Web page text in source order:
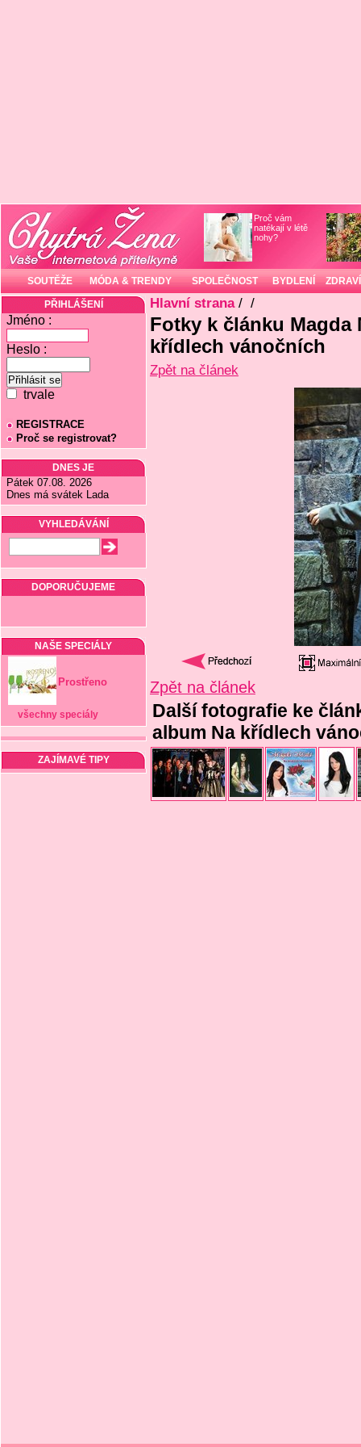
Proč vám
natékají v létě
nohy?
SOUTĚŽE MÓDA & TRENDY SPOLEČNOST BYDLENÍ ZDRAVÍ
PŘIHLÁŠENÍ
Jméno :
Heslo :
trvale
REGISTRACE
Proč se registrovat?
DNES JE
Pátek 07.08. 2026
Dnes má svátek Lada
VYHLEDÁVÁNÍ
DOPORUČUJEME
NAŠE SPECIÁLY
Prostřeno
všechny speciály
ZAJÍMAVÉ TIPY
Hlavní strana/ /
Fotky k článku Magda
křídlech vánočních
Zpět na článek
Zpět na článek
Další fotografie ke
album Na křídlech